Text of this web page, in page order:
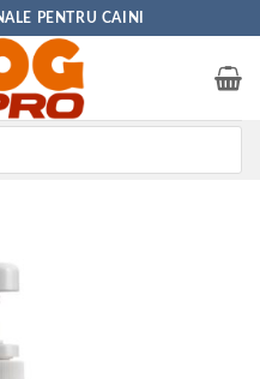
PENTRU CAINI